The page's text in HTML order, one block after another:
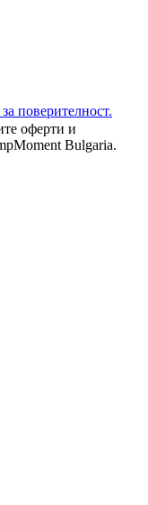
поверителност.
оферти и
Bulgaria.